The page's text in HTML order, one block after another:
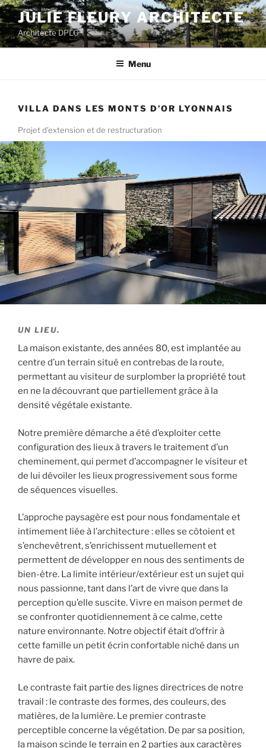
Aller
au
contenu
principal
JULIE FLEURY ARCHITECTE
Architecte DPLG
Menu
VILLA DANS LES MONTS D’OR LYONNAIS
Projet d’extension et de restructuration
UN LIEU.
La maison existante, des années 80, est implantée au
centre d’un terrain situé en contrebas de la route,
permettant au visiteur de surplomber la propriété tout
en ne la découvrant que partiellement grâce à la
densité végétale existante.
Notre première démarche a été d’exploiter cette
configuration des lieux à travers le traitement d’un
cheminement, qui permet d’accompagner le visiteur et
de lui dévoiler les lieux progressivement sous forme
de séquences visuelles.
L’approche paysagère est pour nous fondamentale et
intimement liée à l’architecture : elles se côtoient et
s’enchevêtrent, s’enrichissent mutuellement et
permettent de développer en nous des sentiments de
bien-être. La limite intérieur/extérieur est un sujet qui
nous passionne, tant dans l’art de vivre que dans la
perception qu’elle suscite. Vivre en maison permet de
se confronter quotidiennement à ce calme, cette
nature environnante. Notre objectif était d’offrir à
cette famille un petit écrin confortable niché dans un
havre de paix.
Le contraste fait partie des lignes directrices de notre
travail : le contraste des formes, des couleurs, des
matières, de la lumière. Le premier contraste
perceptible concerne la végétation. De par sa position,
la maison scinde le terrain en 2 parties aux caractères